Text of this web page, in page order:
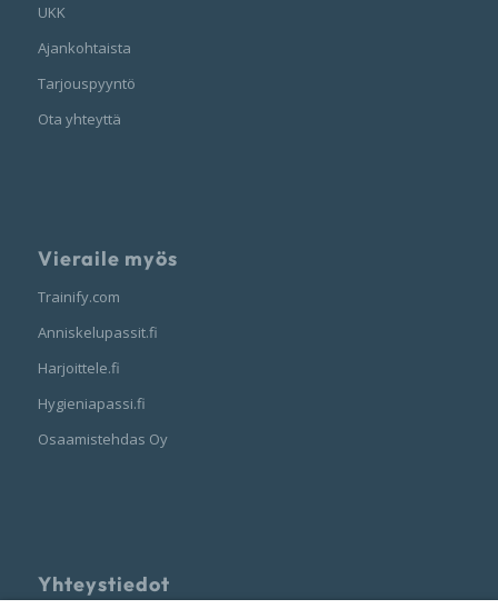
UKK
Ajankohtaista
Tarjouspyyntö
Ota yhteyttä
Vieraile myös
Trainify.com
Anniskelupassit.fi
Harjoittele.fi
Hygieniapassi.fi
Osaamistehdas Oy
Yhteystiedot